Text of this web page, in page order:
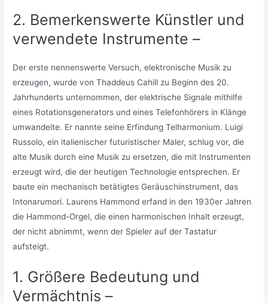
2. Bemerkenswerte Künstler und
verwendete Instrumente –
Der erste nennenswerte Versuch, elektronische Musik zu
erzeugen, wurde von Thaddeus Cahill zu Beginn des 20.
Jahrhunderts unternommen, der elektrische Signale mithilfe
eines Rotationsgenerators und eines Telefonhörers in Klänge
umwandelte. Er nannte seine Erfindung Telharmonium. Luigi
Russolo, ein italienischer futuristischer Maler, schlug vor, die
alte Musik durch eine Musik zu ersetzen, die mit Instrumenten
erzeugt wird, die der heutigen Technologie entsprechen. Er
baute ein mechanisch betätigtes Geräuschinstrument, das
Intonarumori. Laurens Hammond erfand in den 1930er Jahren
die Hammond-Orgel, die einen harmonischen Inhalt erzeugt,
der nicht abnimmt, wenn der Spieler auf der Tastatur
aufsteigt.
1. Größere Bedeutung und
Vermächtnis –